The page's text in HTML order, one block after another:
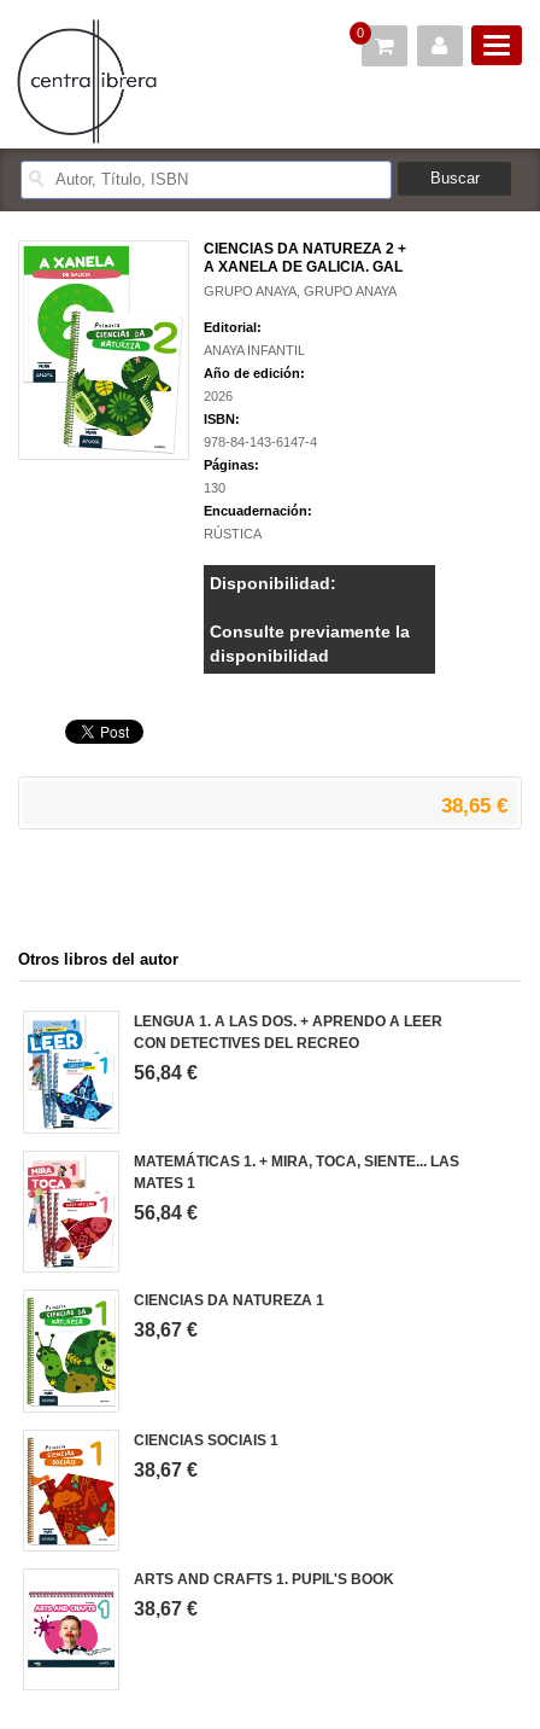
0
CIENCIAS DA NATUREZA 2 +
A XANELA DE GALICIA. GAL
GRUPO ANAYA, GRUPO ANAYA
Editorial:
ANAYA INFANTIL
Año de edición:
2026
ISBN:
978-84-143-6147-4
Páginas:
130
Encuadernación:
RÚSTICA
Disponibilidad:
Consulte previamente la
disponibilidad
38,65 €
Otros libros del autor
LENGUA 1. A LAS DOS. + APRENDO A LEER
CON DETECTIVES DEL RECREO
56,84 €
MATEMÁTICAS 1. + MIRA, TOCA, SIENTE... LAS
MATES 1
56,84 €
CIENCIAS DA NATUREZA 1
38,67 €
CIENCIAS SOCIAIS 1
38,67 €
ARTS AND CRAFTS 1. PUPIL'S BOOK
38,67 €